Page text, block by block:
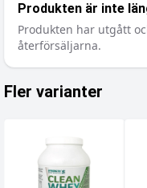
Produkten är inte
Produkten har utgått
återförsäljarna.
Fler varianter